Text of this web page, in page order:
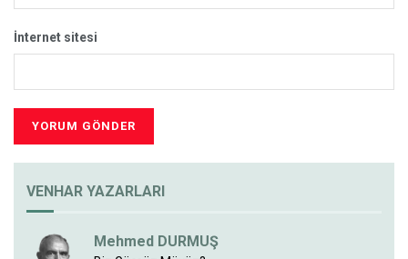
İnternet sitesi
VENHAR YAZARLARI
Mehmed DURMUŞ